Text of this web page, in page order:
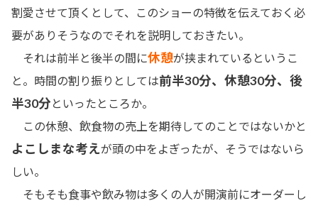
割愛させて頂くとして、このショーの特徴を伝えておく必
要がありそうなのでそれを説明しておきたい。
それは前半と後半の間に休憩が挟まれているというこ
と。時間の割り振りとしては前半30分、休憩30分、後
半30分 といったところか。
この休憩、飲食物の売上を期待してのことではないかと
よこしまな考えが頭の中をよぎったが、そうではないら
しい。
そもそも食事や飲み物は多くの人が開演前にオーダーし